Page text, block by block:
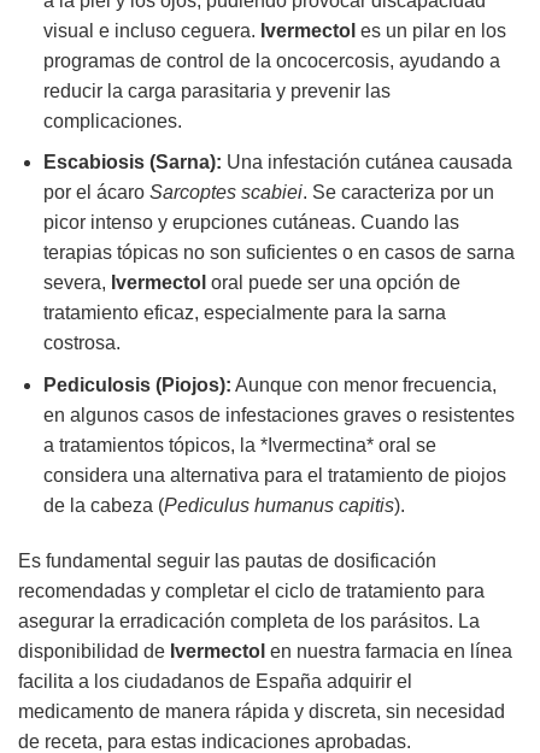
visual e incluso ceguera. Ivermectol es un pilar en los
programas de control de la oncocercosis, ayudando a
reducir la carga parasitaria y prevenir las
complicaciones.
Escabiosis (Sarna): Una infestación cutánea causada
por el ácaro Sarcoptes scabiei. Se caracteriza por un
picor intenso y erupciones cutáneas. Cuando las
terapias tópicas no son suficientes o en casos de sarna
severa, Ivermectol oral puede ser una opción de
tratamiento eficaz, especialmente para la sarna
costrosa.
Pediculosis (Piojos): Aunque con menor frecuencia,
en algunos casos de infestaciones graves o resistentes
a tratamientos tópicos, la *Ivermectina* oral se
considera una alternativa para el tratamiento de piojos
de la cabeza (Pediculus humanus capitis).
Es fundamental seguir las pautas de dosificación
recomendadas y completar el ciclo de tratamiento para
asegurar la erradicación completa de los parásitos. La
disponibilidad de Ivermectol en nuestra farmacia en línea
facilita a los ciudadanos de España adquirir el
medicamento de manera rápida y discreta, sin necesidad
de receta, para estas indicaciones aprobadas.